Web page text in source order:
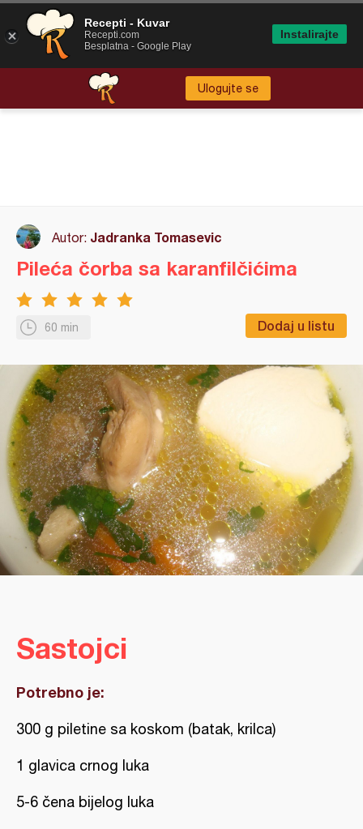
Ulogujte se
Autor: Jadranka Tomasevic
60 min Dodaj u listu
Pileća čorba sa karanfilčićima
Sastojci
Potrebno je:
300 g piletine sa koskom (batak, krilca)
1 glavica crnog luka
5-6 čena bijelog luka
Recepti - Kuvar
Recepti.com
Besplatna - Google Play
Instalirajte